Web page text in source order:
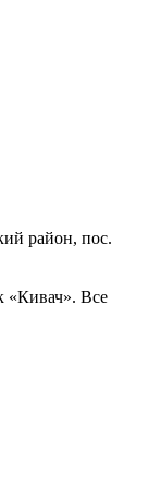
район, пос.
«Кивач». Все